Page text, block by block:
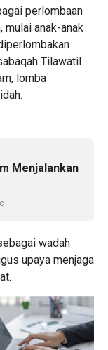
perlombaan
mulai anak-anak
Tilawatil
lomba
Menjalankan
wadah
upaya menjaga